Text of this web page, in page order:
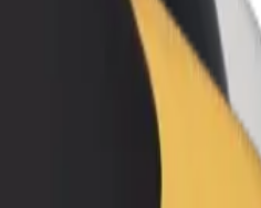
Biznes üçün Bolt
Biznesiniz üçün
məhsul və xidmətləri